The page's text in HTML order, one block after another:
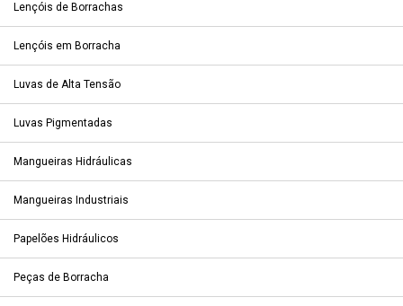
Lençóis de Borrachas
Lençóis em Borracha
Luvas de Alta Tensão
Luvas Pigmentadas
Mangueiras Hidráulicas
Mangueiras Industriais
Papelões Hidráulicos
Peças de Borracha